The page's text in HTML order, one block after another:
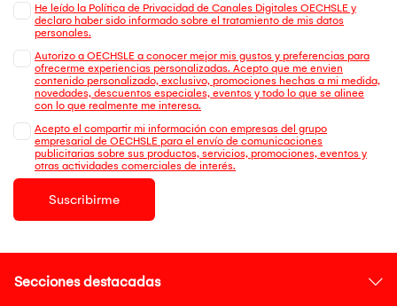
He leído la Política de Privacidad de Canales Digitales OECHSLE y
declaro haber sido informado sobre el tratamiento de mis datos
personales.
Autorizo a OECHSLE a conocer mejor mis gustos y preferencias para
ofrecerme experiencias personalizadas. Acepto que me envien
contenido personalizado, exclusivo, promociones hechas a mi medida,
novedades, descuentos especiales, eventos y todo lo que se alinee
con lo que realmente me interesa.
Acepto el compartir mi información con empresas del grupo
empresarial de OECHSLE para el envío de comunicaciones
publicitarias sobre sus productos, servicios, promociones, eventos y
otras actividades comerciales de interés.
Suscribirme
Secciones destacadas